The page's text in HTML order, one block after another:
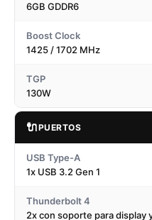
6GB GDDR6
Boost Clock
1425 / 1702 MHz
TGP
130W
🔌PUERTOS
USB Type-A
1x USB 3.2 Gen 1
Thunderbolt 4
2x con soporte para display